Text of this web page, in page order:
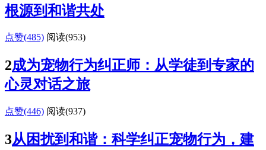
根源到和谐共处
点赞(485) 阅读(953)
2成为宠物行为纠正师：从学徒到专家的
心灵对话之旅
点赞(446) 阅读(937)
3从困扰到和谐：科学纠正宠物行为，建